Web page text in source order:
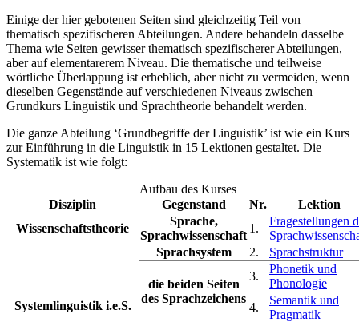
Einige der hier gebotenen Seiten sind gleichzeitig Teil von
thematisch spezifischeren Abteilungen. Andere behandeln dasselbe
Thema wie Seiten gewisser thematisch spezifischerer Abteilungen,
aber auf elementarerem Niveau. Die thematische und teilweise
wörtliche Überlappung ist erheblich, aber nicht zu vermeiden, wenn
dieselben Gegenstände auf verschiedenen Niveaus zwischen
Grundkurs Linguistik und Sprachtheorie behandelt werden.
Die ganze Abteilung ‘Grundbegriffe der Linguistik’ ist wie ein Kurs
zur Einführung in die Linguistik in 15 Lektionen gestaltet. Die
Systematik ist wie folgt:
Aufbau des Kurses
Disziplin
Gegenstand Nr.
Lektion
Wissenschaftstheorie
Sprache,
Sprachwissenschaft
1.
Fragestellungen
Systemlinguistik i.e.S.
Sprachsystem 2. Sprachstruktur
die beiden Seiten
des Sprachzeichens
3.
Phonetik und
Phonologie
4.
Semantik und
Pragmatik